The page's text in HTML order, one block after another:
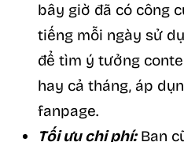
bây giờ đã có công
tiếng mỗi ngày sử
để tìm ý tưởng
hay cả tháng, áp
fanpage.
Tối ưu chi phí:Bạn